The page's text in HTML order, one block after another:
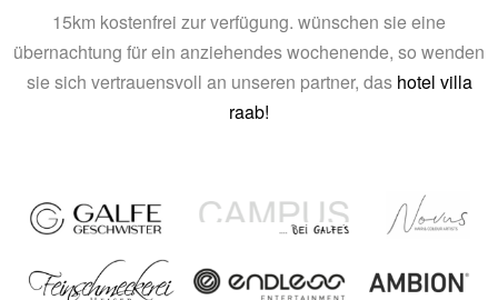
15km kostenfrei zur verfügung. wünschen sie eine
übernachtung für ein anziehendes wochenende, so wenden
sie sich vertrauensvoll an unseren partner, das hotel villa
raab!